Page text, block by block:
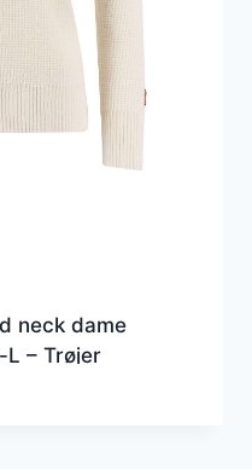
neck dame
L – Trøjer